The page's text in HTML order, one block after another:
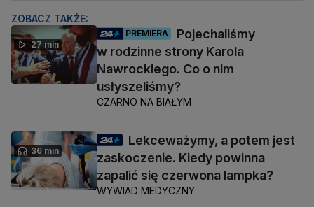
ZOBACZ TAKŻE:
27 min
PREMIERA
Pojechaliśmy
w rodzinne strony Karola
Nawrockiego. Co o nim
usłyszeliśmy?
CZARNO NA BIAŁYM
36 min
Lekceważymy, a potem jest
zaskoczenie. Kiedy powinna
zapalić się czerwona lampka?
WYWIAD MEDYCZNY